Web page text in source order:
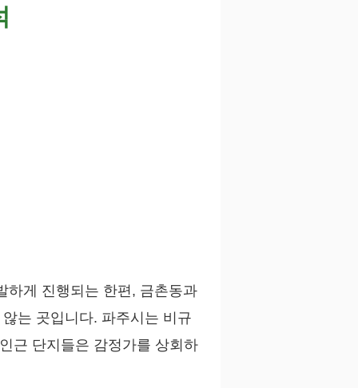
하게 진행되는 한편, 금촌동과
는 곳입니다. 파주시는 비규
근 단지들은 감정가를 상회하